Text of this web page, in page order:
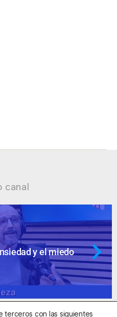
canal
Ansiedad: supuestos
terceros con las siguientes